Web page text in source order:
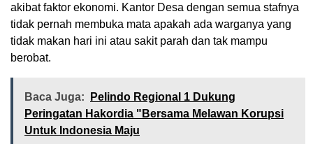
akibat faktor ekonomi. Kantor Desa dengan semua stafnya
tidak pernah membuka mata apakah ada warganya yang
tidak makan hari ini atau sakit parah dan tak mampu
berobat.
Baca Juga:
Pelindo Regional 1 Dukung
Peringatan Hakordia "Bersama Melawan Korupsi
Untuk Indonesia Maju